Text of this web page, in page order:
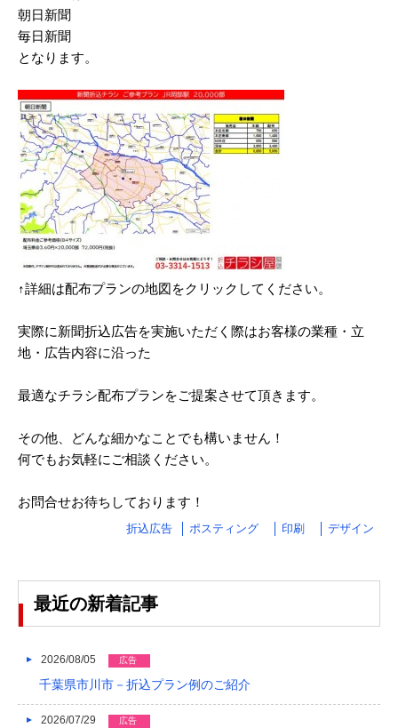
2024/09
2024/08
2024/06
2024/05
2024/04
2024/03
2024/02
2024/01
2023/11
2023/10
2023/08
2023/03
2023/02
2023/01
2022/12
朝日新聞
毎日新聞
となります。
↑詳細は配布プランの地図をクリックしてください。
実際に新聞折込広告を実施いただく際はお客様の業種・立
地・広告内容に沿った
最適なチラシ配布プランをご提案させて頂きます。
その他、どんな細かなことでも構いません！
何でもお気軽にご相談ください。
お問合せお待ちしております！
折込広告 ポスティング 印刷 デザイン
最近の新着記事
2026/08/05 広告
千葉県市川市－折込プラン例のご紹介
2026/07/29 広告